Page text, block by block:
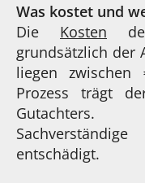
Was kostet und
Die Kosten
grundsätzlich der
liegen
Prozess trägt
Gutachters.
entschädigt.